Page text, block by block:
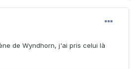
de Wyndhorn, j'ai pris celui là